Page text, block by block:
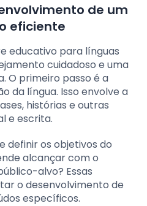
de um
eficiente
educativo para línguas
cuidadoso e uma
O primeiro passo é a
da língua. Isso envolve a
histórias e outras
e escrita.
definir os objetivos do
alcançar com o
alvo? Essas
o desenvolvimento de
específicos.